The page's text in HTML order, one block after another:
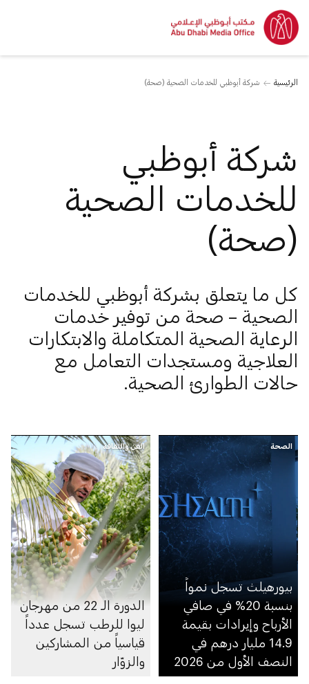
الرئيسية شركة أبوظبي للخدمات الصحية (صحة)
شركة أبوظبي
للخدمات الصحية
(صحة)
كل ما يتعلق بشركة أبوظبي للخدمات
الصحية – صحة من توفير خدمات
الرعاية الصحية المتكاملة والابتكارات
العلاجية ومستجدات التعامل مع
حالات الطوارئ الصحية.
الصحة
بيورهيلث تسجل نمواً
بنسبة 20% في صافي
الأرباح وإيرادات بقيمة
14.9 مليار درهم في
النصف الأول من 2026
الفن والثقافة
الدورة الـ 22 من مهرجان
ليوا للرطب تسجل عدداً
قياسياً من المشاركين
والزوّار